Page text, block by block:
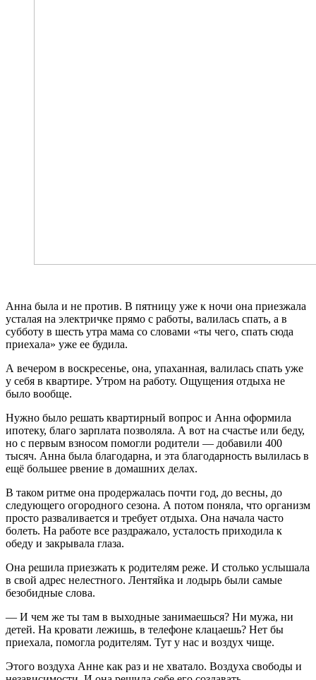
Анна была и не против. В пятницу уже к ночи она приезжала
усталая на электричке прямо с работы, валилась спать, а в
субботу в шесть утра мама со словами «ты чего, спать сюда
приехала» уже ее будила.
А вечером в воскресенье, она, упаханная, валилась спать уже
у себя в квартире. Утром на работу. Ощущения отдыха не
было вообще.
Нужно было решать квартирный вопрос и Анна оформила
ипотеку, благо зарплата позволяла. А вот на счастье или беду,
но с первым взносом помогли родители — добавили 400
тысяч. Анна была благодарна, и эта благодарность вылилась в
ещё большее рвение в домашних делах.
В таком ритме она продержалась почти год, до весны, до
следующего огородного сезона. А потом поняла, что организм
просто разваливается и требует отдыха. Она начала часто
болеть. На работе все раздражало, усталость приходила к
обеду и закрывала глаза.
Она решила приезжать к родителям реже. И столько услышала
в свой адрес нелестного. Лентяйка и лодырь были самые
безобидные слова.
— И чем же ты там в выходные занимаешься? Ни мужа, ни
детей. На кровати лежишь, в телефоне клацаешь? Нет бы
приехала, помогла родителям. Тут у нас и воздух чище.
Этого воздуха Анне как раз и не хватало. Воздуха свободы и